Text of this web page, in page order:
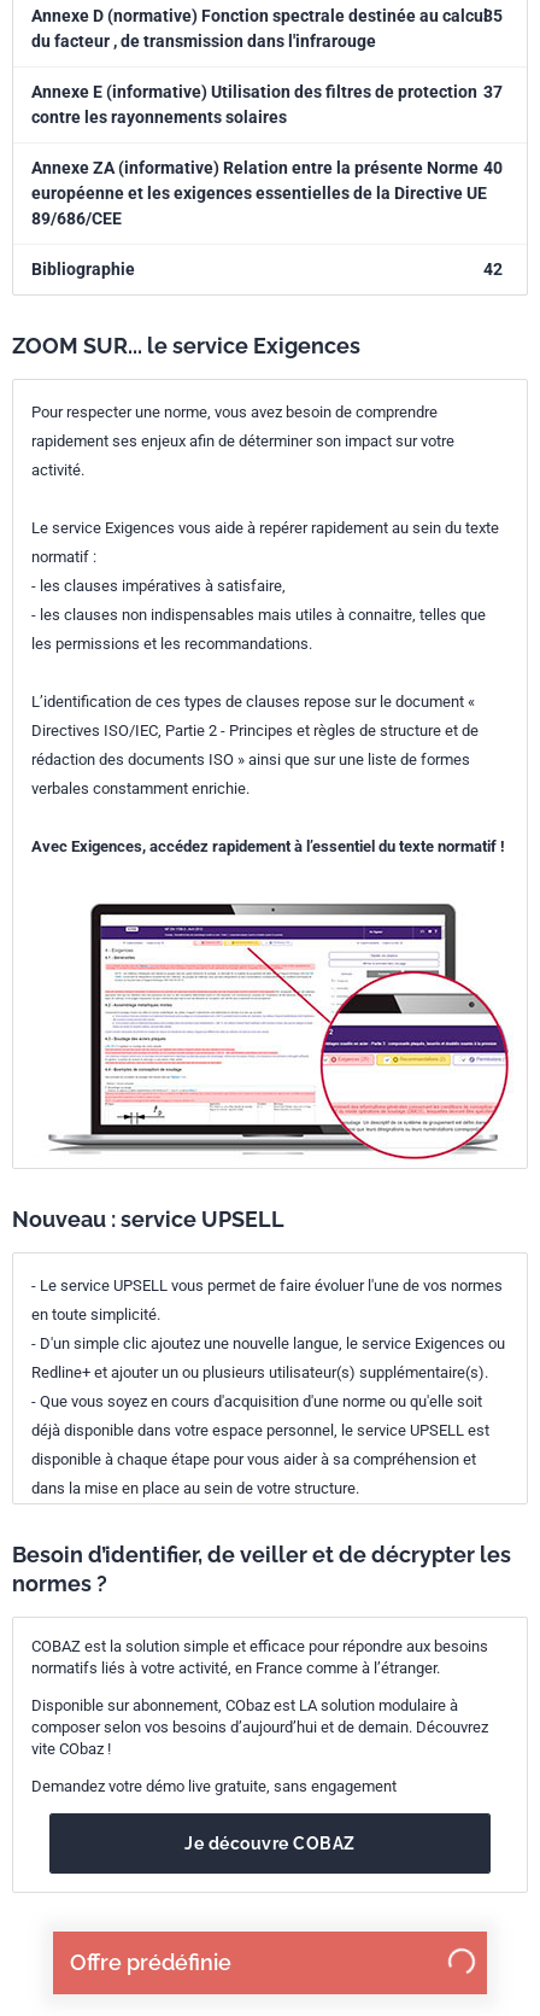
Offre prédéfinie
Annexe D (normative) Fonction spectrale destinée au calcul
du facteur , de transmission dans l'infrarouge
35
Annexe E (informative) Utilisation des filtres de protection
contre les rayonnements solaires
37
Annexe ZA (informative) Relation entre la présente Norme
européenne et les exigences essentielles de la Directive UE
89/686/CEE
40
Bibliographie 42
ZOOM SUR... le service Exigences
Pour respecter une norme, vous avez besoin de comprendre
rapidement ses enjeux afin de déterminer son impact sur votre
activité.
Le service Exigences vous aide à repérer rapidement au sein du texte
normatif :
- les clauses impératives à satisfaire,
- les clauses non indispensables mais utiles à connaitre, telles que
les permissions et les recommandations.
L’identification de ces types de clauses repose sur le document «
Directives ISO/IEC, Partie 2 - Principes et règles de structure et de
rédaction des documents ISO » ainsi que sur une liste de formes
verbales constamment enrichie.
Avec Exigences, accédez rapidement à l’essentiel du texte normatif !
Nouveau : service UPSELL
- Le service UPSELL vous permet de faire évoluer l'une de vos normes
en toute simplicité.
- D'un simple clic ajoutez une nouvelle langue, le service Exigences ou
Redline+ et ajouter un ou plusieurs utilisateur(s) supplémentaire(s).
- Que vous soyez en cours d'acquisition d'une norme ou qu'elle soit
déjà disponible dans votre espace personnel, le service UPSELL est
disponible à chaque étape pour vous aider à sa compréhension et
dans la mise en place au sein de votre structure.
Besoin d’identifier, de veiller et de décrypter les
normes ?
COBAZ est la solution simple et efficace pour répondre aux besoins
normatifs liés à votre activité, en France comme à l’étranger.
Disponible sur abonnement, CObaz est LA solution modulaire à
composer selon vos besoins d’aujourd’hui et de demain. Découvrez
vite CObaz !
Demandez votre démo live gratuite, sans engagement
Je découvre COBAZ